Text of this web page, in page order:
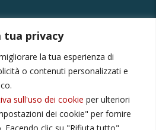
tua privacy
la tua esperienza di
o contenuti personalizzati e
sull'uso dei cookie per ulteriori
dei cookie" per fornire
clic su "Rifiuta tutto",
Spaccata 228/H Napoli
13:30 16:00 19:00